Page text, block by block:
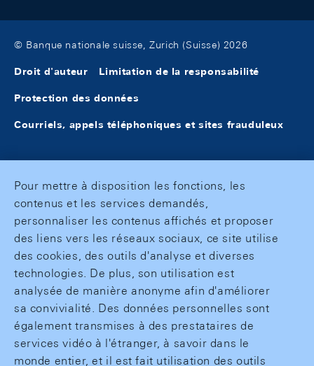
© Banque nationale suisse, Zurich (Suisse) 2026
Droit d'auteur Limitation de la responsabilité
Protection des données
Courriels, appels téléphoniques et sites frauduleux
Pour mettre à disposition les fonctions, les
contenus et les services demandés,
personnaliser les contenus affichés et proposer
des liens vers les réseaux sociaux, ce site utilise
des cookies, des outils d'analyse et diverses
technologies. De plus, son utilisation est
analysée de manière anonyme afin d'améliorer
sa convivialité. Des données personnelles sont
également transmises à des prestataires de
services vidéo à l'étranger, à savoir dans le
monde entier, et il est fait utilisation des outils